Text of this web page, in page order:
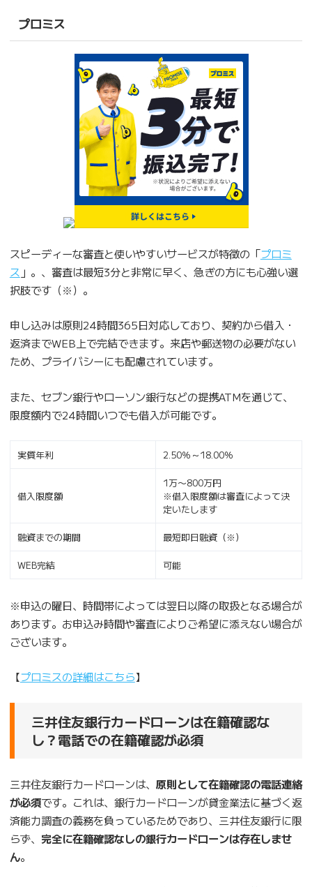
プロミス
スピーディーな審査と使いやすいサービスが特徴の「プロミ
ス 」。、審査は最短3分と非常に早く、急ぎの方にも心強い選
択肢です（※）。
申し込みは原則24時間365日対応しており、契約から借入・
返済までWEB上で完結できます。来店や郵送物の必要がない
ため、プライバシーにも配慮されています。
また、セブン銀行やローソン銀行などの提携ATMを通じて、
限度額内で24時間いつでも借入が可能です。
実質年利 2.50％～18.00％
借入限度額
1万〜800万円
※借入限度額は審査によって決
定いたします
融資までの期間 最短即日融資（※）
WEB完結 可能
※申込の曜日、時間帯によっては翌日以降の取扱となる場合が
あります。お申込み時間や審査によりご希望に添えない場合が
ございます。
【プロミスの詳細はこちら】
三井住友銀行カードローンは在籍確認な
し？電話での在籍確認が必須
三井住友銀行カードローンは、 原則として在籍確認の電話連絡
が必須です。これは、銀行カードローンが貸金業法に基づく返
済能力調査の義務を負っているためであり、三井住友銀行に限
らず、 完全に在籍確認なしの銀行カードローンは存在しませ
ん。